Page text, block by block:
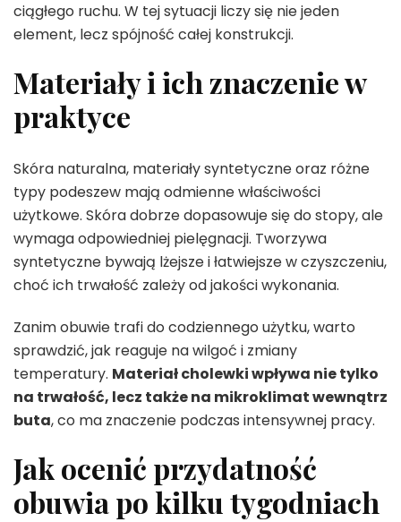
ciągłego ruchu. W tej sytuacji liczy się nie jeden
element, lecz spójność całej konstrukcji.
Materiały i ich znaczenie w
praktyce
Skóra naturalna, materiały syntetyczne oraz różne
typy podeszew mają odmienne właściwości
użytkowe. Skóra dobrze dopasowuje się do stopy, ale
wymaga odpowiedniej pielęgnacji. Tworzywa
syntetyczne bywają lżejsze i łatwiejsze w czyszczeniu,
choć ich trwałość zależy od jakości wykonania.
Zanim obuwie trafi do codziennego użytku, warto
sprawdzić, jak reaguje na wilgoć i zmiany
temperatury. Materiał cholewki wpływa nie tylko
na trwałość, lecz także na mikroklimat wewnątrz
buta, co ma znaczenie podczas intensywnej pracy.
Jak ocenić przydatność
obuwia po kilku tygodniach